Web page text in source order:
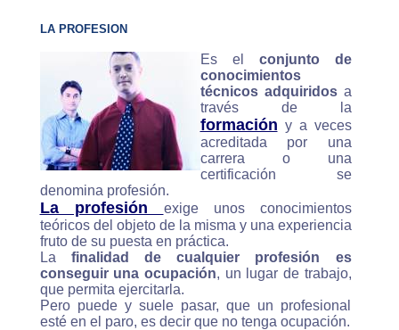
LA PROFESION
Es el conjunto de
conocimientos
técnicos adquiridos a
través de la
formación y a veces
acreditada por una
carrera o una
certificación se
denomina profesión.
La profesión
exige unos conocimientos
teóricos del objeto de la misma y una experiencia
fruto de su puesta en práctica.
La finalidad de cualquier profesión es
conseguir una ocupación, un lugar de trabajo,
que permita ejercitarla.
Pero puede y suele pasar, que un profesional
esté en el paro, es decir que no tenga ocupación.